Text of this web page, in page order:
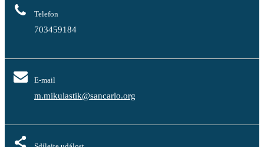
Telefon
703459184
E-mail
m.mikulastik@sancarlo.org